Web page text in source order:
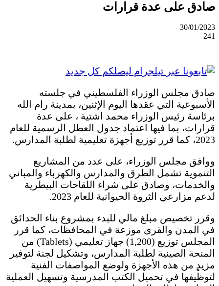
صادق على عدة قرارات
30/01/2023
241
صادق مجلس الوزراء الفلسطيني في جلسته
الأسبوعية التي عقدها اليوم الإثنين، بمدينة رام الله
برئاسة رئيس الوزراء محمد اشتية ، على عدة
قرارات، بما فيها اعتماد جدول العطل الرسمية للعام
2023، كما قرر توزيع أجهزة تعليمية لطلبة المدارس.
ووافق مجلس الوزراء، على عدد من المشاريع
التنموية تشمل الطرق والمدارس والكهرباء والمباني
والخدمات، وصادق على شراء اللقاحات البيطرية
لدعم مزارعي الثروة الحيوانية للعام 2023.
وقرر تخصيص مبلغ مالي للبدء بمشروع بناء الحدائق
في المدن والقرى موزعة في المحافظات، كما قرر
المجلس توزيع (1,200) جهاز تعليمي (Tablets) من
المنحة الصينية لطلبة المدارس، وتشكيل لجنة لتوفير
مزيدٍ من هذه الأجهزة ولوضع المواصفات الفنية
لتوظيفها في تحميل الكتب المدرسية وتسهيل العملية